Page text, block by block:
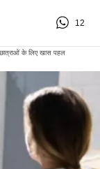
12
के लिए खास पहल